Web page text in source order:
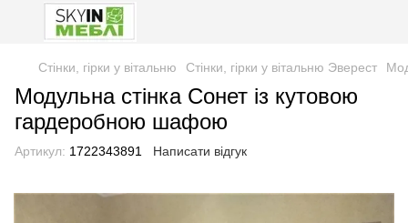
Стінки, гірки у вітальню Стінки, гірки у вітальню Эверест
Модульна стінка Сонет із кутовою
гардеробною шафою
Артикул: 1722343891 Написати відгук